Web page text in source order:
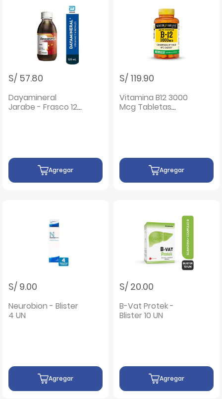
S/ 57.80
Dayamineral
Jarabe - Frasco 120
Agregar
S/ 119.90
Vitamina B12 3000
Mcg Tabletas
Agregar
S/ 9.00
Neurobion - Blister
4 UN
Agregar
S/ 20.00
B-Vat Protek -
Blister 10 UN
Agregar